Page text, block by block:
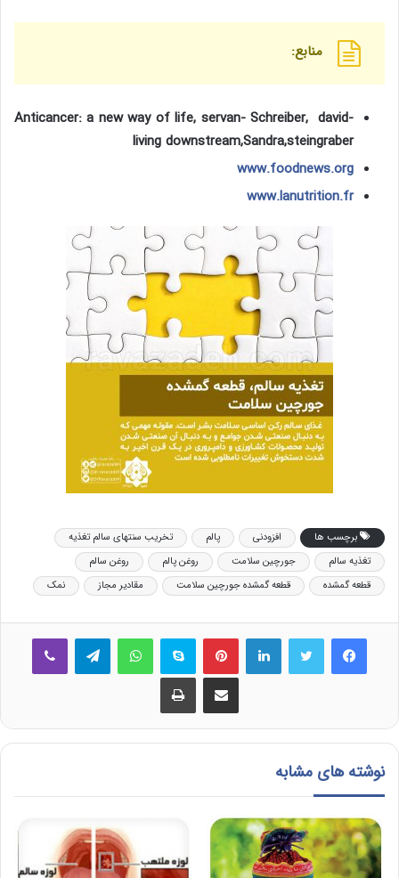
منابع:
Anticancer: a new way of life, servan- Schreiber, david-
living downstream,Sandra,steingraber
www.foodnews.org
www.lanutrition.fr
برچسب ها افزودنی پالم
تخریب سنتهای سالم تغذیه
تغذیه سالم
جورچین سلامت روغن پالم
روغن سالم
قطعه گمشده
قطعه گمشده جورچین سلامت مقادیر مجاز نمک
فیس بوک لینکدین ‫پین‌ترست اسکایپ واتس آپ
اشتراک گذاری از طریق ایمیل چاپ
نوشته های مشابه